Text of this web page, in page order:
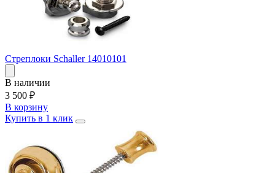
Стреплоки Schaller 14010101
В наличии
3 500 ₽
В корзину
Купить в 1 клик